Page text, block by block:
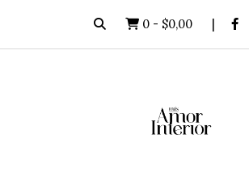
0 - $0,00